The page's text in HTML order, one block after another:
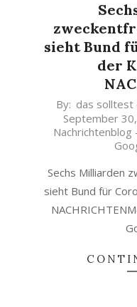
sieht Bund
der
2024-
30
By: das solltest
September
Nachrichtenblog
Sechs Milliarden
sieht Bund für